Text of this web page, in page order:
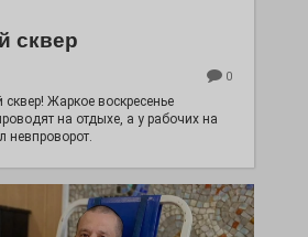
сквер
0
Жаркое воскресенье
на отдыхе, а у рабочих на
невпроворот.